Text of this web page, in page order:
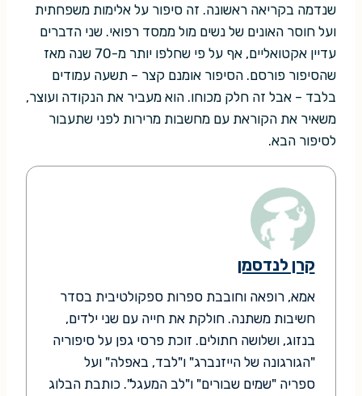
שנדמה בקריאה ראשונה. זה סיפור על אלימות משפחתית
ועל חוסר האונים של נשים מול ממסד רפואי. שני הדברים
עדיין אקטואליים, אף על פי שחלפו יותר מ-70 שנה מאז
שהסיפור פורסם. הסיפור אומנם קצר – תשעה עמודים
בלבד – אבל זה חלק מכוחו. הוא מעביר את הנקודה ועוצר,
משאיר את הקוראת עם מחשבות מרירות לפני שתעבור
לסיפור הבא.
קרן לנדסמן
אמא, רופאה וחובבת ספרות ספקולטיבית בסדר
חשיבות משתנה. חולקת את חייה עם שני ילדים,
בנזוג, ושלושה חתולים. זוכת פרסי גפן על סיפוריה
"הגורגונה של הייזנברג" ו"לבד, באפלה" ועל
ספריה "שמים שבורים" ו"לב המעגל". כותבת הבלוג